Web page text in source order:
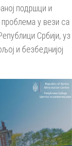
подршци и
у вези са
Србији, уз
и безбеднијој